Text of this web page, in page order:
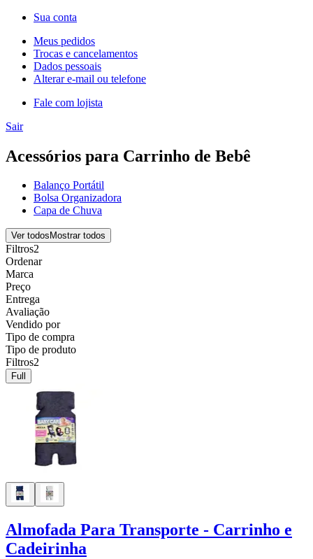
Sua conta
Meus pedidos
Trocas e cancelamentos
Dados pessoais
Alterar e-mail ou telefone
Fale com lojista
Sair
Acessórios para Carrinho de Bebê
Balanço Portátil
Bolsa Organizadora
Capa de Chuva
Ver todos Mostrar todos
Filtros2
Ordenar
Marca
Preço
Entrega
Avaliação
Vendido por
Tipo de compra
Tipo de produto
Filtros2
Full
Almofada Para Transporte - Carrinho e
Cadeirinha